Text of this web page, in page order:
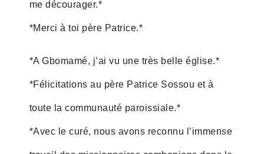
me décourager.*
*Merci à toi père Patrice.*
*A Gbomamé, j’ai vu une très belle église.*
*Félicitations au père Patrice Sossou et à
toute la communauté paroissiale.*
*Avec le curé, nous avons reconnu l’immense